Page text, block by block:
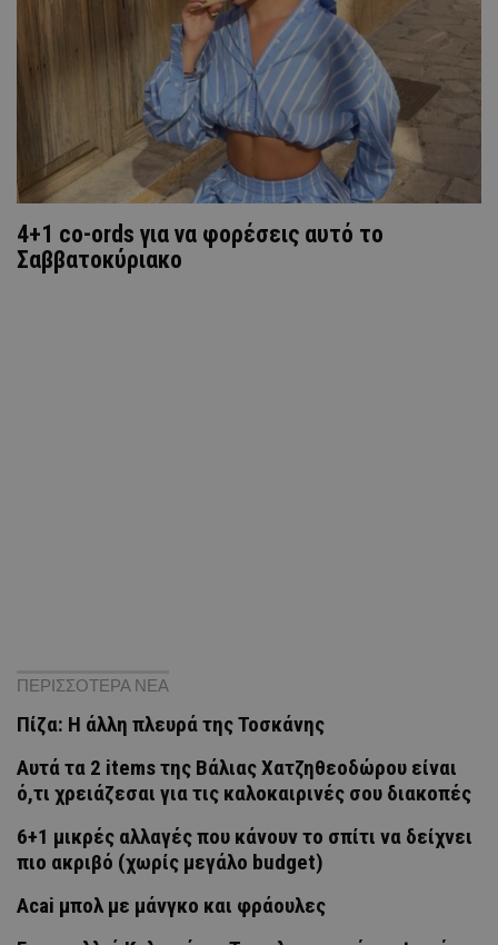
4+1 co-ords για να φορέσεις αυτό το
Σαββατοκύριακο
ΠΕΡΙΣΣΟΤΕΡΑ ΝΕΑ
Πίζα: Η άλλη πλευρά της Τοσκάνης
Αυτά τα 2 items της Βάλιας Χατζηθεοδώρου είναι
ό,τι χρειάζεσαι για τις καλοκαιρινές σου διακοπές
6+1 μικρές αλλαγές που κάνουν το σπίτι να δείχνει
πιο ακριβό (χωρίς μεγάλο budget)
Acai μπολ με μάνγκο και φράουλες